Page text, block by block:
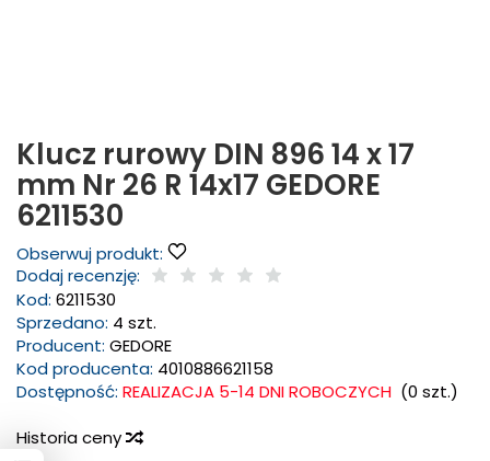
Klucz rurowy DIN 896 14 x 17
mm Nr 26 R 14x17 GEDORE
6211530
Obserwuj produkt:
Dodaj recenzję:
Kod: 6211530
Sprzedano: 4 szt.
Producent: GEDORE
Kod producenta: 4010886621158
Dostępność: REALIZACJA 5-14 DNI ROBOCZYCH (0 szt.)
Historia ceny